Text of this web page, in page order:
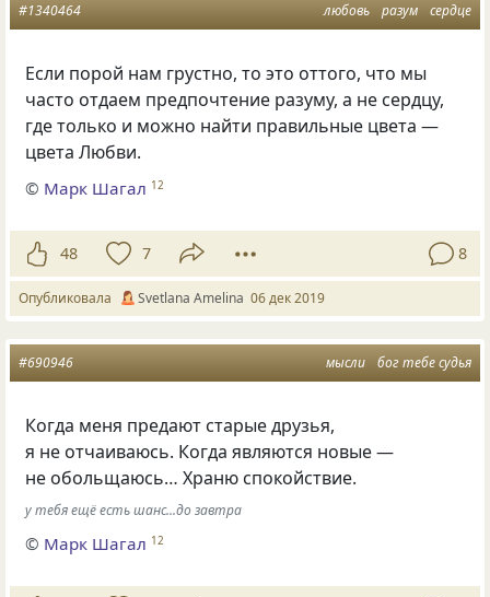
любовь разум сердце
#1340464
Если порой нам грустно, то это оттого, что мы
часто отдаем предпочтение разуму, а не сердцу,
где только и можно найти правильные цвета —
цвета Любви.
© Марк Шагал 12
48 7 8
Опубликовала Svetlana Amelina 06 дек 2019
мысли бог тебе судья
#690946
Когда меня предают старые друзья,
я не отчаиваюсь. Когда являются новые —
не обольщаюсь… Храню спокойствие.
у тебя ещё есть шанс...до завтра
© Марк Шагал 12